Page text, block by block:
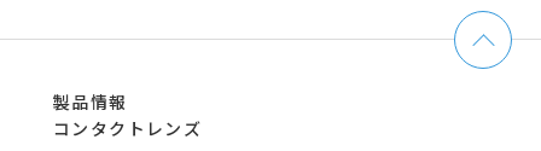
製品情報
コンタクトレンズ